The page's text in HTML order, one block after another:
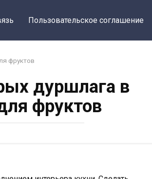
Пользовательское соглашение
фруктов
дуршлага в
фруктов